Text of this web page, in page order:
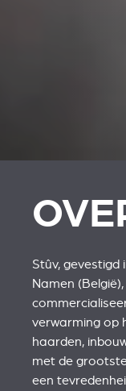
Stûv, gevestigd
Namen
verwarming op
haarden,
met de
een